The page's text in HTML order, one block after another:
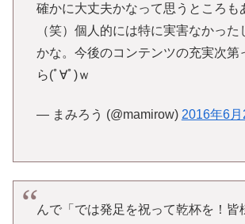
確かに大丈夫かなって思うところも
（笑）個人的には特に実害なかった
かな。今後のコンテンツの充実次第
ら(ﾟ∀ﾟ)ｗ
— まみろう (@mamirow) 2016年6月
んで「では発足を祝って乾杯を！皆